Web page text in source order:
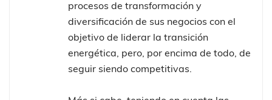
procesos de transformación y
diversificación de sus negocios con el
objetivo de liderar la transición
energética, pero, por encima de todo, de
seguir siendo competitivas.